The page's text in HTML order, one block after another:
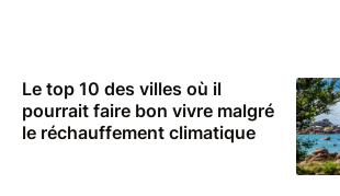
Le top 10 des villes où il
pourrait faire bon vivre malgré
le réchauffement climatique